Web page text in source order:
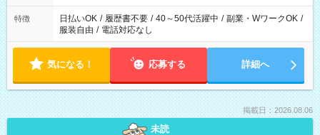
特徴 日払いOK / 履歴書不要 / 40～50代活躍中 / 副業・WワークOK /
服装自由 / 電話対応なし
気になる！ 応募する 詳細へ
掲載日：2026.08.06
未読